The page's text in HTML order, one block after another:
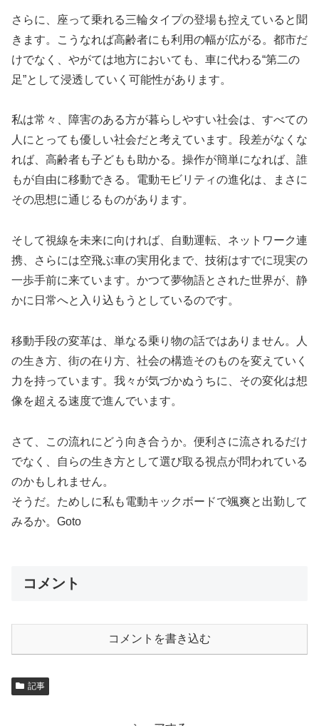
さらに、座って乗れる三輪タイプの登場も控えていると聞
きます。こうなれば高齢者にも利用の幅が広がる。都市だ
けでなく、やがては地方においても、車に代わる“第二の
足”として浸透していく可能性があります。
私は常々、障害のある方が暮らしやすい社会は、すべての
人にとっても優しい社会だと考えています。段差がなくな
れば、高齢者も子どもも助かる。操作が簡単になれば、誰
もが自由に移動できる。電動モビリティの進化は、まさに
その思想に通じるものがあります。
そして視線を未来に向ければ、自動運転、ネットワーク連
携、さらには空飛ぶ車の実用化まで、技術はすでに現実の
一歩手前に来ています。かつて夢物語とされた世界が、静
かに日常へと入り込もうとしているのです。
移動手段の変革は、単なる乗り物の話ではありません。人
の生き方、街の在り方、社会の構造そのものを変えていく
力を持っています。我々が気づかぬうちに、その変化は想
像を超える速度で進んでいます。
さて、この流れにどう向き合うか。便利さに流されるだけ
でなく、自らの生き方として選び取る視点が問われている
のかもしれません。
そうだ。ためしに私も電動キックボードで颯爽と出勤して
みるか。Goto
コメント
コメントを書き込む
記事